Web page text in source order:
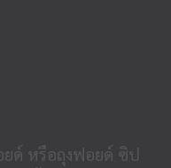
ด์ หรือถุงฟอยด์ ซิป